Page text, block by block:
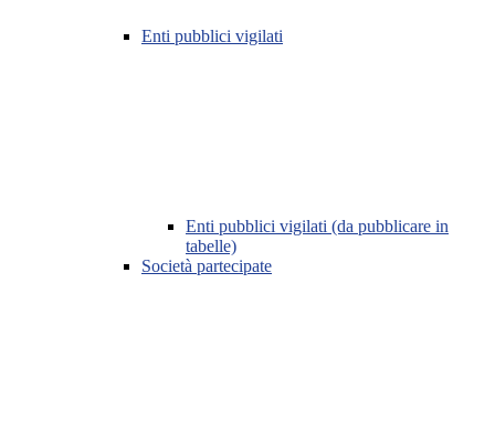
Enti pubblici vigilati
Enti pubblici vigilati (da pubblicare in
tabelle)
Società partecipate